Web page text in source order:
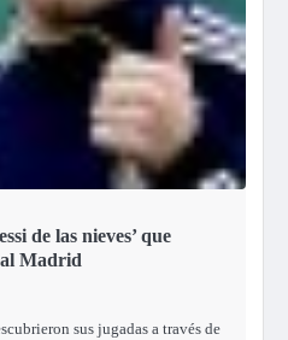
de las nieves’ que
Madrid
sus jugadas a través de